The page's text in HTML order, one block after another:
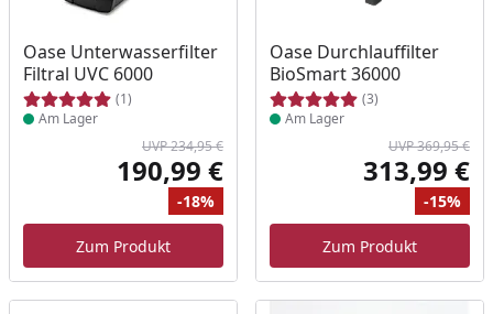
Oase Unterwasserfilter
Filtral UVC 6000
(1)
Produkt am Lager
Am Lager
Ursprünglicher Preis
UVP 234,95 €
Aktueller Preis
190,99 €
Rabatt
-18%
Zum Produkt
Oase Durchlauffilter
BioSmart 36000
(3)
Produkt am Lager
Am Lager
UVP 369,95 €
313,99 €
-15%
Zum Produkt